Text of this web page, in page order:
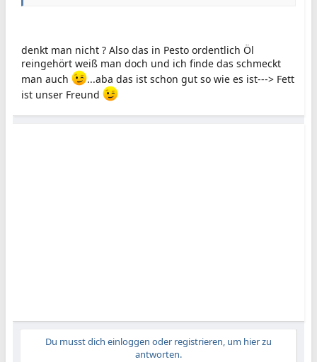
denkt man nicht ? Also das in Pesto ordentlich Öl
reingehört weiß man doch und ich finde das schmeckt
man auch
...aba das ist schon gut so wie es ist---> Fett
ist unser Freund
Du musst dich einloggen oder registrieren, um hier zu
antworten.